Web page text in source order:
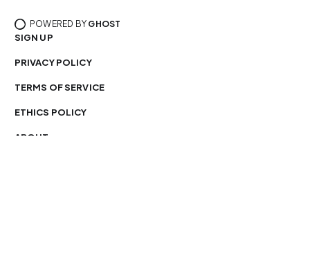
POWERED BY GHOST
SIGN UP
PRIVACY POLICY
TERMS OF SERVICE
ETHICS POLICY
ABOUT